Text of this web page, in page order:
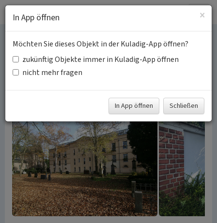
Zeugnisse der Frechener
Steinzeugindustrie
Kulturlandschaftspflege
×
In App öffnen
Möchten Sie dieses Objekt in der Kuladig-App öffnen?
zukünftig Objekte immer in Kuladig-App öffnen
nicht mehr fragen
In App öffnen Schließen